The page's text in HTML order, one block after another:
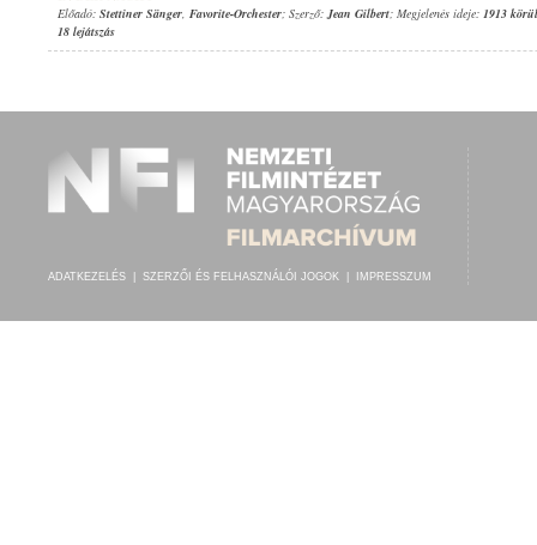
Előadó: Stettiner Sänger, Favorite-Orchester; Szerző:Jean Gilbert; Megjelenés ideje: 1913 körül
18 lejátszás
ADATKEZELÉS SZERZŐI ÉS FELHASZNÁLÓI JOGOK IMPRESSZUM